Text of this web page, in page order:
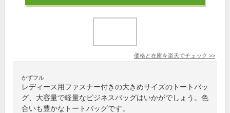
価格と在庫を楽天でチェック >>
かずフル
レディース用ファスナー付きの大きめサイズのトートバッ
グ、大容量で軽量なビジネスバッグはいかがでしょう。色
合いも豊かなトートバッグです。